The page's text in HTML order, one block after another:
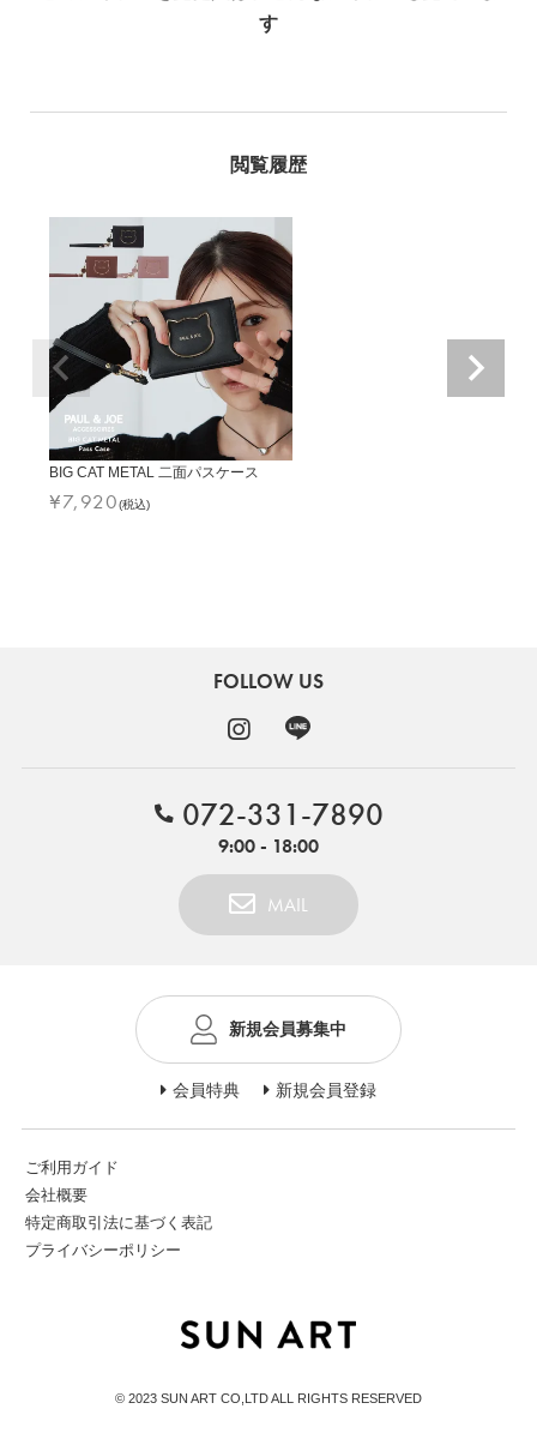
BIG CAT METAL 二面パスケース
¥7,920(税込)
FOLLOW US
MAIL
072-331-7890
9:00 - 18:00
新規会員募集中
会員特典 新規会員登録
ご利用ガイド
会社概要
特定商取引法に基づく表記
プライバシーポリシー
© 2023 SUN ART CO,LTD ALL RIGHTS RESERVED